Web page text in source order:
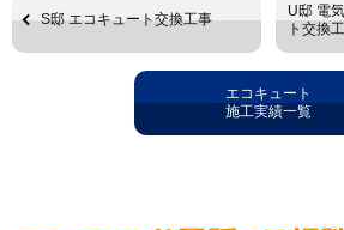
S邸 エコキュート交換工事
U邸 電
ト交換
エコキュート
施工実績一覧